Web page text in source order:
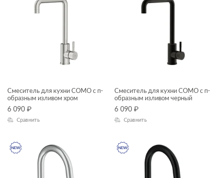
модули для шкафчиков
панели для ванн
пьедесталы
раковины на столешницу
раковины подвесные
Глубина, см
Смеситель для кухни COMO с п-
образным изливом хром
6 090 ₽
Сравнить
Смеситель для кухни COMO с п-
образным изливом черный
6 090 ₽
Сравнить